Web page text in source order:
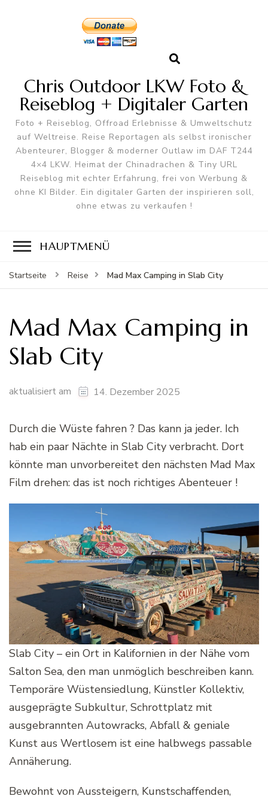
Chris Outdoor LKW Foto &
Reiseblog + Digitaler Garten
Foto + Reiseblog, Offroad Erlebnisse & Umweltschutz
auf Weltreise. Reise Reportagen als selbst ironischer
Abenteurer, Blogger & moderner Outlaw im DAF T244
4×4 LKW. Heimat der Chinadrachen & Tiny URL
Reiseblog mit echter Erfahrung, frei von Werbung &
ohne KI Bilder. Ein digitaler Garten der inspirieren soll,
ohne etwas zu verkaufen !
HAUPTMENÜ
Startseite Reise Mad Max Camping in Slab City
Mad Max Camping in
Slab City
aktualisiert am 14. Dezember 2025
Durch die Wüste fahren ? Das kann ja jeder. Ich
hab ein paar Nächte in Slab City verbracht. Dort
könnte man unvorbereitet den nächsten Mad Max
Film drehen: das ist noch richtiges Abenteuer !
Slab City – ein Ort in Kalifornien in der Nähe vom
Salton Sea, den man unmöglich beschreiben kann.
Temporäre Wüstensiedlung, Künstler Kollektiv,
ausgeprägte Subkultur, Schrottplatz mit
ausgebrannten Autowracks, Abfall & geniale
Kunst aus Wertlosem ist eine halbwegs passable
Annäherung.
Bewohnt von Aussteigern, Kunstschaffenden,